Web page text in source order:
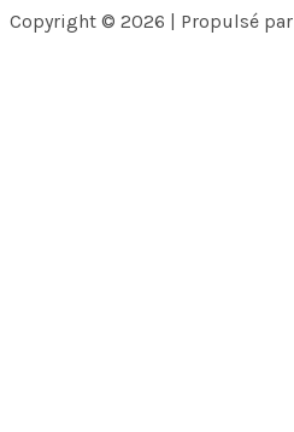
Copyright © 2026 | Propulsé par